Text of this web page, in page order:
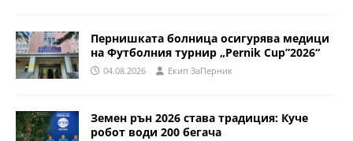
Пернишката болница осигурява медици
на Футболния турнир „Pernik Cup”2026“
04.08.2026 Eкип ЗаПерник
Земен рън 2026 става традиция: Куче
робот води 200 бегача